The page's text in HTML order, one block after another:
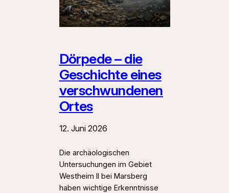
Dörpede – die
Geschichte eines
verschwundenen
Ortes
12. Juni 2026
Die archäologischen
Untersuchungen im Gebiet
Westheim II bei Marsberg
haben wichtige Erkenntnisse